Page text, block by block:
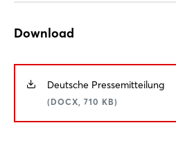
Download
Deutsche Pressemitteilung
(DOCX, 710 KB)